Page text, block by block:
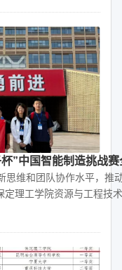
”中国智能制造挑战
思维和团队协作水平，推
理工学院资源与工程技